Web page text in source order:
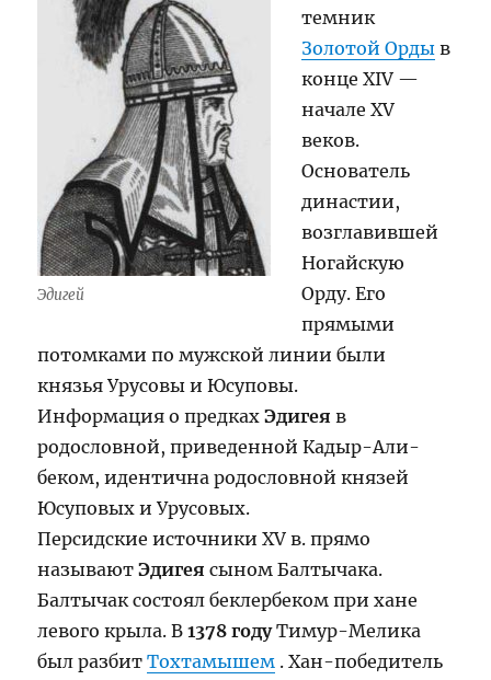
Эдигей
темник
Золотой Орды в
конце XIV —
начале XV
веков.
Основатель
династии,
возглавившей
Ногайскую
Орду. Его
прямыми
потомками по мужской линии были
князья Урусовы и Юсуповы.
Информация о предкахЭдигея в
родословной, приведенной Кадыр-Али-
беком, идентична родословной князей
Юсуповых и Урусовых.
Персидские источники XV в. прямо
называютЭдигея сыном Балтычака.
Балтычак состоял беклербеком при хане
левого крыла. В1378 годуТимур-Мелика
был разбитТохтамышем . Хан-победитель